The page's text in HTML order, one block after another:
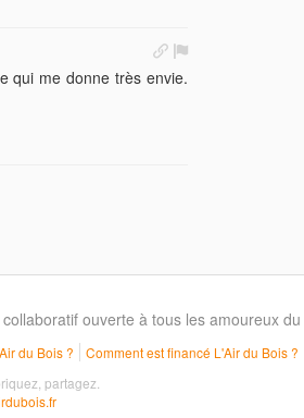
qui me donne très envie.
ouverte à tous les amoureux du
du Bois ?
Comment est financé L'Air du Bois ?
partagez.